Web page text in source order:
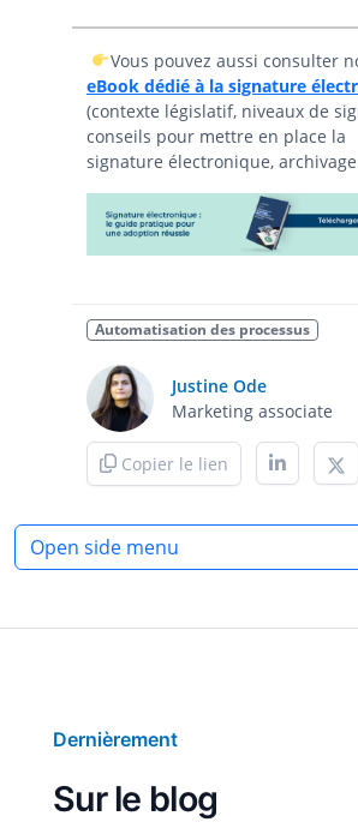
Vous pouvez aussi consulter
eBook dédié à la signature
(contexte législatif, niveaux de
conseils pour mettre en place la
signature électronique,
Automatisation des processus
Justine Ode
Marketing associate
Copier le lien
Open side menu
Dernièrement
Sur le blog